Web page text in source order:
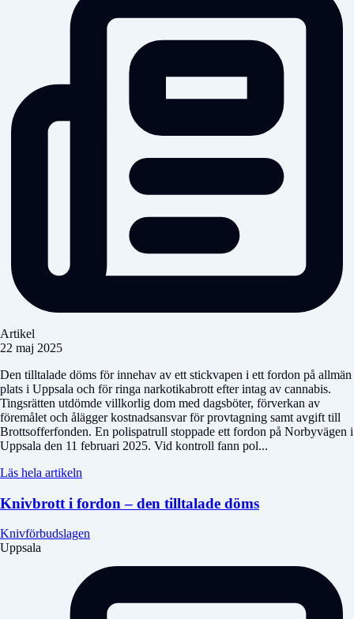
Artikel
22 maj 2025
Den tilltalade döms för innehav av ett stickvapen i ett fordon på allmän
plats i Uppsala och för ringa narkotikabrott efter intag av cannabis.
Tingsrätten utdömde villkorlig dom med dagsböter, förverkan av
föremålet och ålägger kostnadsansvar för provtagning samt avgift till
Brottsofferfonden. En polispatrull stoppade ett fordon på Norbyvägen i
Uppsala den 11 februari 2025. Vid kontroll fann pol...
Läs hela artikeln
Knivbrott i fordon – den tilltalade döms
Knivförbudslagen
Uppsala